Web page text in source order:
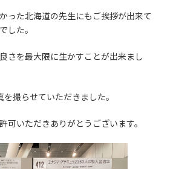
った北海道の先生にもご挨拶が出来て
した。
さを最大限に生かすことが出来まし
撮らせていただきました。
可いただきありがとうございます。